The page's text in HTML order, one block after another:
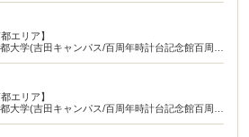
都エリア】
大学(吉田キャンパス/百周年時計台記念館百周年
都エリア】
大学(吉田キャンパス/百周年時計台記念館百周年